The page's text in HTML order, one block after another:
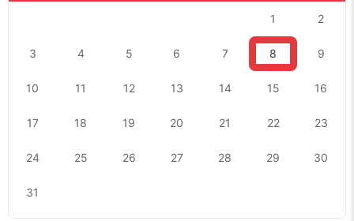
1 2
3 4 5 6 7 8 9
10 11 12 13 14 15 16
17 18 19 20 21 22 23
24 25 26 27 28 29 30
31